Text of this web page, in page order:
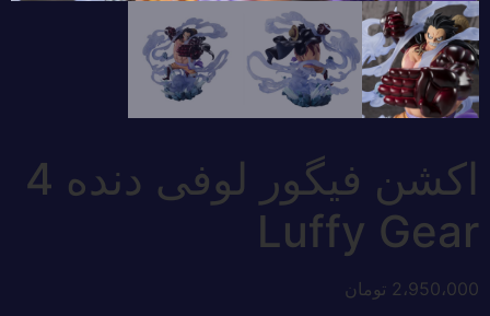
اکشن فیگور لوفی دنده 4
Luffy Gear
2،950،000 تومان